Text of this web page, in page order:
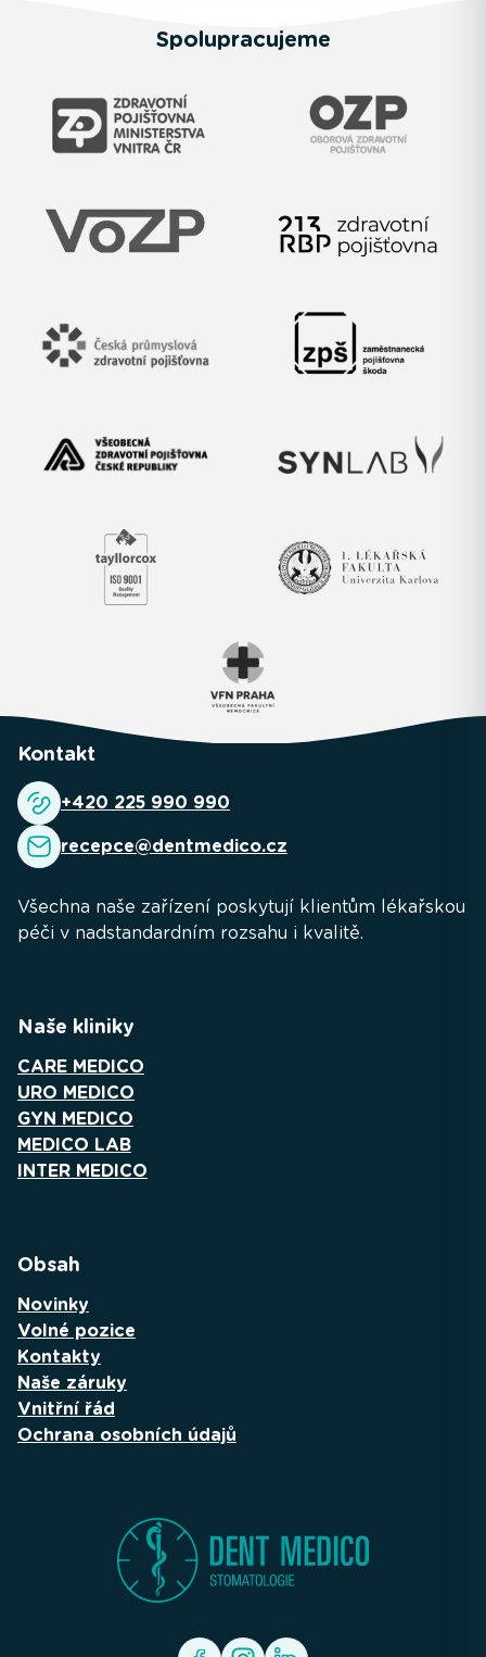
Spolupracujeme
Kontakt
+420 225 990 990
recepce@dentmedico.cz
Všechna naše zařízení poskytují klientům lékařskou
péči v nadstandardním rozsahu i kvalitě.
Naše kliniky
CARE MEDICO
URO MEDICO
GYN MEDICO
MEDICO LAB
INTER MEDICO
Obsah
Novinky
Volné pozice
Kontakty
Naše záruky
Vnitřní řád
Ochrana osobních údajů